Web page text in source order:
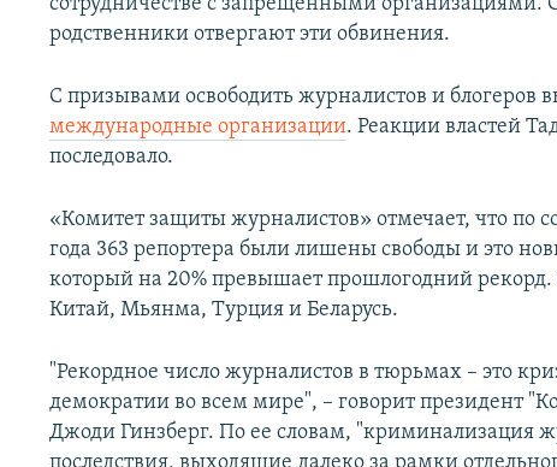
родственники отвергают эти обвинения.
С призывами освободить журналистов и блогеров
международные организации. Реакции властей
последовало.
«Комитет защиты журналистов» отмечает, что по
года 363 репортера были лишены свободы и это
который на 20% превышает прошлогодний рекорд.
Китай, Мьянма, Турция и Беларусь.
"Рекордное число журналистов в тюрьмах – это
демократии во всем мире", – говорит президент
Джоди Гинзберг. По ее словам, "криминализация